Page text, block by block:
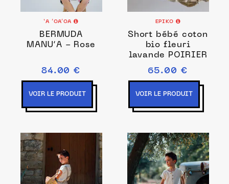
‘A ’OA’OA
BERMUDA
MANU’A - Rose
84.00 €
VOIR LE PRODUIT
EPIKO
Short bébé coton
bio fleuri
lavande POIRIER
65.00 €
VOIR LE PRODUIT